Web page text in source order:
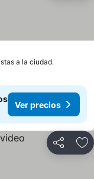
a la ciudad.Ver
Ver precios
Compartir